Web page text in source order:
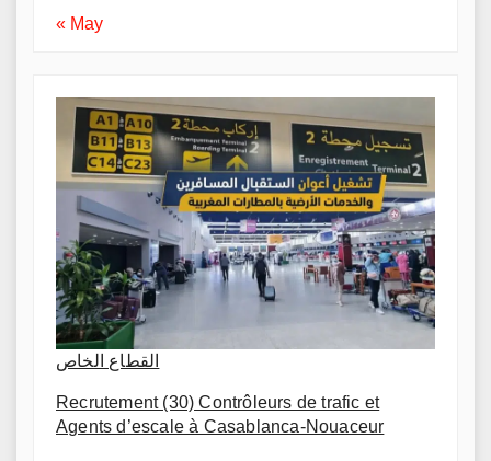
« May
القطاع الخاص
Recrutement (30) Contrôleurs de trafic et
Agents d’escale à Casablanca-Nouaceur